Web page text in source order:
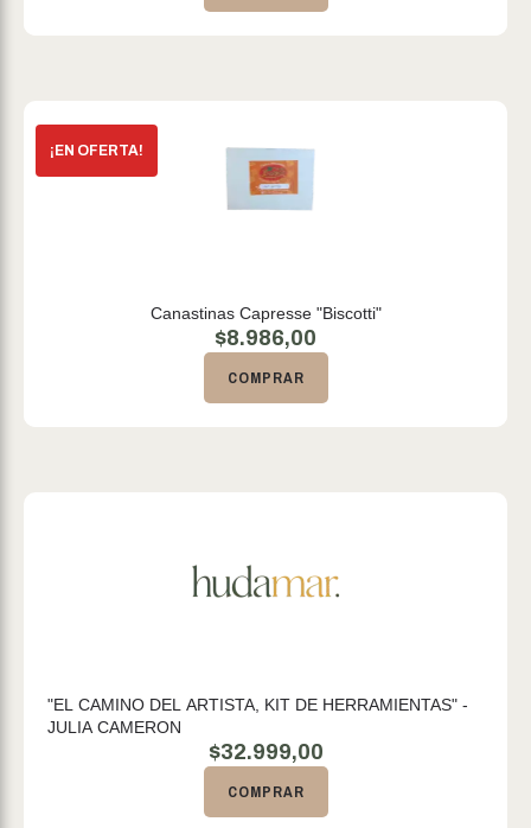
Canastinas Capresse "Biscotti"
$8.986,00
COMPRAR
"EL CAMINO DEL ARTISTA, KIT DE HERRAMIENTAS" -
JULIA CAMERON
$32.999,00
COMPRAR